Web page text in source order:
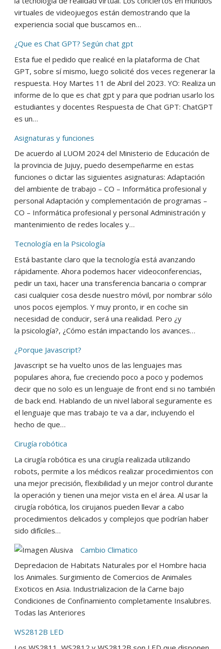
virtuales de videojuegos están demostrando que la
experiencia social que buscamos en…
¿Que es Chat GPT? Según chat gpt
Esta fue el pedido que realicé en la plataforma de Chat
GPT, sobre sí mismo, luego solicité dos veces regenerar la
respuesta. Hoy Martes 11 de Abril del 2023. YO: Realiza un
informe de lo que es chat gpt y para que podrian usarlo los
estudiantes y docentes Respuesta de Chat GPT: ChatGPT
es un…
Asignaturas y funciones
De acuerdo al LUOM 2024 del Ministerio de Educación de
la provincia de Jujuy, puedo desempeñarme en estas
funciones o dictar las siguientes asignaturas: Adaptación
del ambiente de trabajo – CO – Informática profesional y
personal Adaptación y complementación de programas –
CO – Informática profesional y personal Administración y
mantenimiento de redes locales y…
Tecnología en la Psicología
Está bastante claro que la tecnología está avanzando
rápidamente. Ahora podemos hacer videoconferencias,
pedir un taxi, hacer una transferencia bancaria o comprar
casi cualquier cosa desde nuestro móvil, por nombrar sólo
unos pocos ejemplos. Y muy pronto, ir en coche sin
necesidad de conducir, será una realidad. Pero ¿y
la psicología?, ¿Cómo están impactando los avances…
¿Porque Javascript?
Javascript se ha vuelto unos de las lenguajes mas
populares ahora, fue creciendo poco a poco y podemos
decir que no solo es un lenguaje de front end si no también
de back end. Hablando de un nivel laboral seguramente es
el lenguaje que mas trabajo te va a dar, incluyendo el
hecho de que…
Cirugía robótica
La cirugía robótica es una cirugía realizada utilizando
robots, permite a los médicos realizar procedimientos con
una mejor precisión, flexibilidad y un mejor control durante
la operación y tienen una mejor vista en el área. Al usar la
cirugía robótica, los cirujanos pueden llevar a cabo
procedimientos delicados y complejos que podrían haber
sido difíciles…
Cambio Climatico
Depredacion de Habitats Naturales por el Hombre hacia
los Animales. Surgimiento de Comercios de Animales
Exoticos en Asia. Industrializacion de la Carne bajo
Condiciones de Confinamiento completamente Insalubres.
Todas las Anteriores
WS2812B LED